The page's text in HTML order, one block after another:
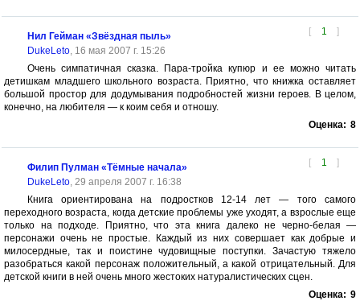
[ 1 ]
Нил Гейман «Звёздная пыль»
DukeLeto, 16 мая 2007 г. 15:26
Очень симпатичная сказка. Пара-тройка купюр и ее можно читать
детишкам младшего школьного возраста. Приятно, что книжка оставляет
большой простор для додумывания подробностей жизни героев. В целом,
конечно, на любителя — к коим себя и отношу.
Оценка: 8
[ 1 ]
Филип Пулман «Тёмные начала»
DukeLeto, 29 апреля 2007 г. 16:38
Книга ориентирована на подростков 12-14 лет — того самого
переходного возраста, когда детские проблемы уже уходят, а взрослые еще
только на подходе. Приятно, что эта книга далеко не черно-белая —
персонажи очень не простые. Каждый из них совершает как добрые и
милосердные, так и поистине чудовищные поступки. Зачастую тяжело
разобраться какой персонаж положительный, а какой отрицательный. Для
детской книги в ней очень много жестоких натуралистических сцен.
Оценка: 9